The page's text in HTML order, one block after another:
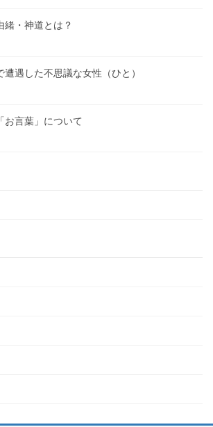
・神道とは？
遇した不思議な女性（ひと）
言葉」について